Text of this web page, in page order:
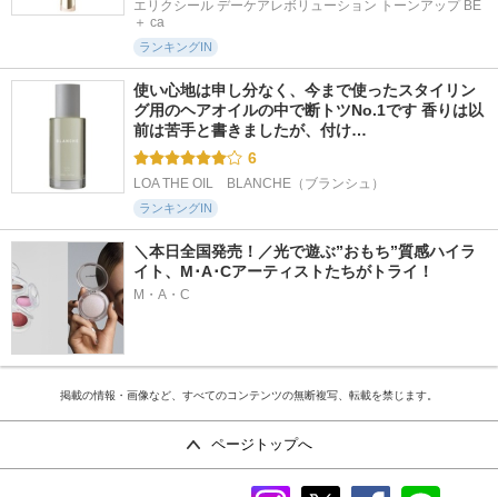
エリクシール デーケアレボリューション トーンアップ BE
＋ ca
ランキングIN
使い心地は申し分なく、今まで使ったスタイリン
グ用のヘアオイルの中で断トツNo.1です 香りは以
前は苦手と書きましたが、付け…
6
LOA THE OIL　BLANCHE（ブランシュ）
ランキングIN
＼本日全国発売！／光で遊ぶ”おもち”質感ハイラ
イト、M･A･Cアーティストたちがトライ！
M・A・C
掲載の情報・画像など、すべてのコンテンツの無断複写、転載を禁じます。
ページトップへ